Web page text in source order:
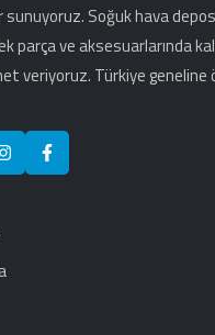
Soğuk hava
parça ve aksesuarlarında
veriyoruz. Türkiye